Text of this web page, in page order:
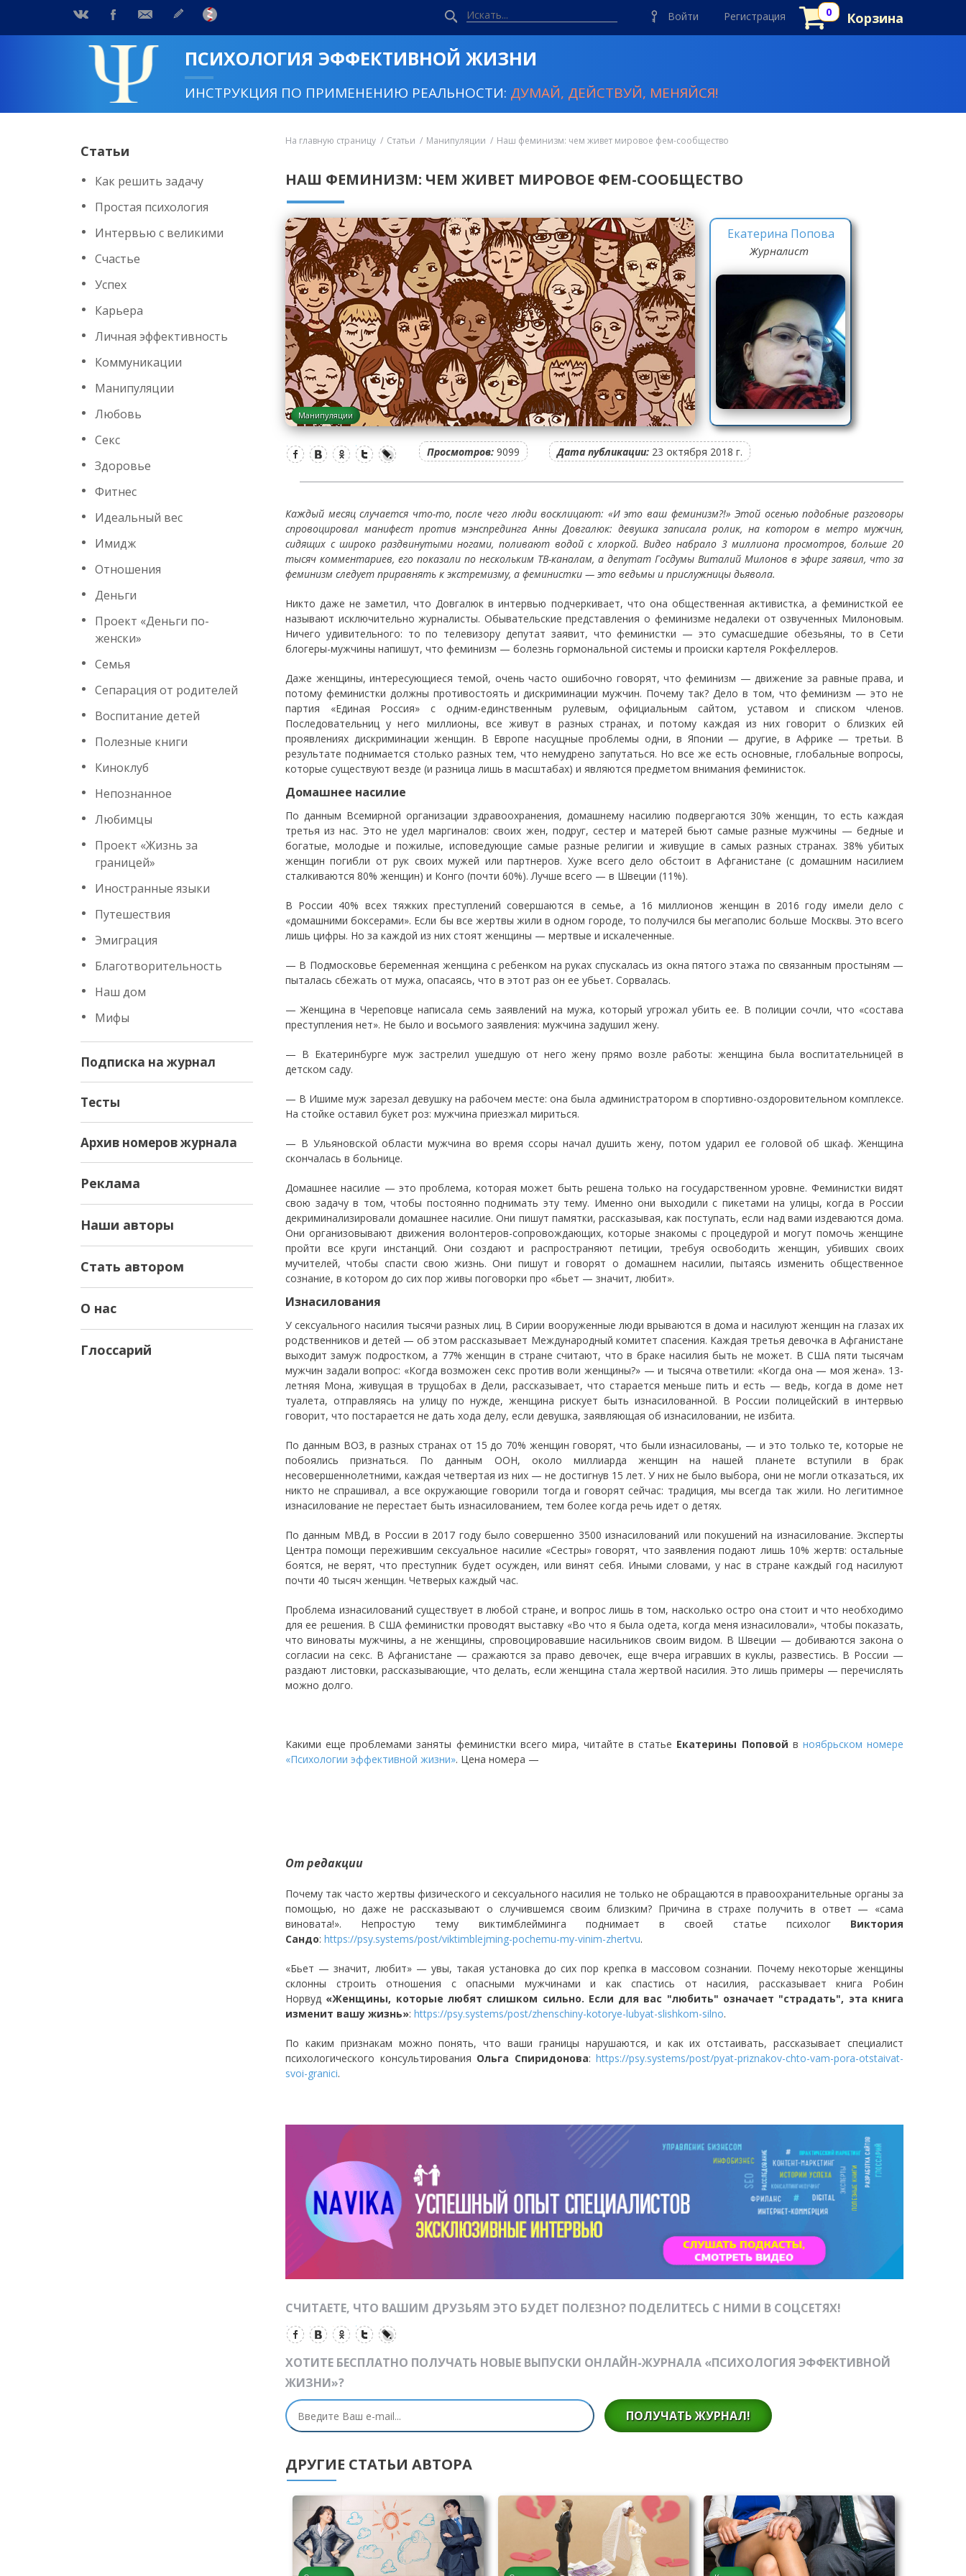
Войти Регистрация Корзина
ПСИХОЛОГИЯ ЭФФЕКТИВНОЙ ЖИЗНИ
ИНСТРУКЦИЯ ПО ПРИМЕНЕНИЮ РЕАЛЬНОСТИ: ДУМАЙ, ДЕЙСТВУЙ, МЕНЯЙСЯ!
Статьи
Как решить задачу
Простая психология
Интервью с великими
Счастье
Успех
Карьера
Личная эффективность
Коммуникации
Манипуляции
Любовь
Секс
Здоровье
Фитнес
Идеальный вес
Имидж
Отношения
Деньги
Проект «Деньги по-
женски»
Семья
Сепарация от родителей
Воспитание детей
Полезные книги
Киноклуб
Непознанное
Любимцы
Проект «Жизнь за
границей»
Иностранные языки
Путешествия
Эмиграция
Благотворительность
Наш дом
Мифы
Подписка на журнал
Тесты
Архив номеров журнала
Реклама
Наши авторы
Стать автором
О нас
Глоссарий
На главную страницу Статьи Манипуляции Наш феминизм: чем живет мировое фем-сообщество
НАШ ФЕМИНИЗМ: ЧЕМ ЖИВЕТ МИРОВОЕ ФЕМ-СООБЩЕСТВО
Манипуляции
Екатерина Попова
Журналист
Просмотров: 9099 Дата публикации: 23 октября 2018 г.
Каждый месяц случается что-то, после чего люди восклицают: «И это ваш феминизм?!» Этой осенью подобные разговоры
спровоцировал манифест против мэнспрединга Анны Довгалюк: девушка записала ролик, на котором в метро мужчин,
сидящих с широко раздвинутыми ногами, поливают водой с хлоркой. Видео набрало 3 миллиона просмотров, больше 20
тысяч комментариев, его показали по нескольким ТВ-каналам, а депутат Госдумы Виталий Милонов в эфире заявил, что за
феминизм следует приравнять к экстремизму, а феминистки — это ведьмы и прислужницы дьявола.
Никто даже не заметил, что Довгалюк в интервью подчеркивает, что она общественная активистка, а феминисткой ее
называют исключительно журналисты. Обывательские представления о феминизме недалеки от озвученных Милоновым.
Ничего удивительного: то по телевизору депутат заявит, что феминистки — это сумасшедшие обезьяны, то в Сети
блогеры-мужчины напишут, что феминизм — болезнь гормональной системы и происки картеля Рокфеллеров.
Даже женщины, интересующиеся темой, очень часто ошибочно говорят, что феминизм — движение за равные права, и
потому феминистки должны противостоять и дискриминации мужчин. Почему так? Дело в том, что феминизм — это не
партия «Единая Россия» с одним-единственным рулевым, официальным сайтом, уставом и списком членов.
Последовательниц у него миллионы, все живут в разных странах, и потому каждая из них говорит о близких ей
проявлениях дискриминации женщин. В Европе насущные проблемы одни, в Японии — другие, в Африке — третьи. В
результате поднимается столько разных тем, что немудрено запутаться. Но все же есть основные, глобальные вопросы,
которые существуют везде (и разница лишь в масштабах) и являются предметом внимания феминисток.
Домашнее насилие
По данным Всемирной организации здравоохранения, домашнему насилию подвергаются 30% женщин, то есть каждая
третья из нас. Это не удел маргиналов: своих жен, подруг, сестер и матерей бьют самые разные мужчины — бедные и
богатые, молодые и пожилые, исповедующие самые разные религии и живущие в самых разных странах. 38% убитых
женщин погибли от рук своих мужей или партнеров. Хуже всего дело обстоит в Афганистане (с домашним насилием
сталкиваются 80% женщин) и Конго (почти 60%). Лучше всего — в Швеции (11%).
В России 40% всех тяжких преступлений совершаются в семье, а 16 миллионов женщин в 2016 году имели дело с
«домашними боксерами». Если бы все жертвы жили в одном городе, то получился бы мегаполис больше Москвы. Это всего
лишь цифры. Но за каждой из них стоят женщины — мертвые и искалеченные.
— В Подмосковье беременная женщина с ребенком на руках спускалась из окна пятого этажа по связанным простыням —
пыталась сбежать от мужа, опасаясь, что в этот раз он ее убьет. Сорвалась.
— Женщина в Череповце написала семь заявлений на мужа, который угрожал убить ее. В полиции сочли, что «состава
преступления нет». Не было и восьмого заявления: мужчина задушил жену.
— В Екатеринбурге муж застрелил ушедшую от него жену прямо возле работы: женщина была воспитательницей в
детском саду.
— В Ишиме муж зарезал девушку на рабочем месте: она была администратором в спортивно-оздоровительном комплексе.
На стойке оставил букет роз: мужчина приезжал мириться.
— В Ульяновской области мужчина во время ссоры начал душить жену, потом ударил ее головой об шкаф. Женщина
скончалась в больнице.
Домашнее насилие — это проблема, которая может быть решена только на государственном уровне. Феминистки видят
свою задачу в том, чтобы постоянно поднимать эту тему. Именно они выходили с пикетами на улицы, когда в России
декриминализировали домашнее насилие. Они пишут памятки, рассказывая, как поступать, если над вами издеваются дома.
Они организовывают движения волонтеров-сопровождающих, которые знакомы с процедурой и могут помочь женщине
пройти все круги инстанций. Они создают и распространяют петиции, требуя освободить женщин, убивших своих
мучителей, чтобы спасти свою жизнь. Они пишут и говорят о домашнем насилии, пытаясь изменить общественное
сознание, в котором до сих пор живы поговорки про «бьет — значит, любит».
Изнасилования
У сексуального насилия тысячи разных лиц. В Сирии вооруженные люди врываются в дома и насилуют женщин на глазах их
родственников и детей — об этом рассказывает Международный комитет спасения. Каждая третья девочка в Афганистане
выходит замуж подростком, а 77% женщин в стране считают, что в браке насилия быть не может. В США пяти тысячам
мужчин задали вопрос: «Когда возможен секс против воли женщины?» — и тысяча ответили: «Когда она — моя жена». 13-
летняя Мона, живущая в трущобах в Дели, рассказывает, что старается меньше пить и есть — ведь, когда в доме нет
туалета, отправляясь на улицу по нужде, женщина рискует быть изнасилованной. В России полицейский в интервью
говорит, что постарается не дать хода делу, если девушка, заявляющая об изнасиловании, не избита.
По данным ВОЗ, в разных странах от 15 до 70% женщин говорят, что были изнасилованы, — и это только те, которые не
побоялись признаться. По данным ООН, около миллиарда женщин на нашей планете вступили в брак
несовершеннолетними, каждая четвертая из них — не достигнув 15 лет. У них не было выбора, они не могли отказаться, их
никто не спрашивал, а все окружающие говорили тогда и говорят сейчас: традиция, мы всегда так жили. Но легитимное
изнасилование не перестает быть изнасилованием, тем более когда речь идет о детях.
По данным МВД, в России в 2017 году было совершенно 3500 изнасилований или покушений на изнасилование. Эксперты
Центра помощи пережившим сексуальное насилие «Сестры» говорят, что заявления подают лишь 10% жертв: остальные
боятся, не верят, что преступник будет осужден, или винят себя. Иными словами, у нас в стране каждый год насилуют
почти 40 тысяч женщин. Четверых каждый час.
Проблема изнасилований существует в любой стране, и вопрос лишь в том, насколько остро она стоит и что необходимо
для ее решения. В США феминистки проводят выставку «Во что я была одета, когда меня изнасиловали», чтобы показать,
что виноваты мужчины, а не женщины, спровоцировавшие насильников своим видом. В Швеции — добиваются закона о
согласии на секс. В Афганистане — сражаются за право девочек, еще вчера игравших в куклы, развестись. В России —
раздают листовки, рассказывающие, что делать, если женщина стала жертвой насилия. Это лишь примеры — перечислять
можно долго.
Какими еще проблемами заняты феминистки всего мира, читайте в статье Екатерины Поповой в ноябрьском номере
«Психологии эффективной жизни». Цена номера —
От редакции
Почему так часто жертвы физического и сексуального насилия не только не обращаются в правоохранительные органы за
помощью, но даже не рассказывают о случившемся своим близким? Причина в страхе получить в ответ — «сама
виновата!». Непростую тему виктимблейминга поднимает в своей статье психолог Виктория
Сандо: https://psy.systems/post/viktimblejming-pochemu-my-vinim-zhertvu.
«Бьет — значит, любит» — увы, такая установка до сих пор крепка в массовом сознании. Почему некоторые женщины
склонны строить отношения с опасными мужчинами и как спастись от насилия, рассказывает книга Робин
Норвуд «Женщины, которые любят слишком сильно. Если для вас "любить" означает "страдать", эта книга
изменит вашу жизнь»: https://psy.systems/post/zhenschiny-kotorye-lubyat-slishkom-silno.
По каким признакам можно понять, что ваши границы нарушаются, и как их отстаивать, рассказывает специалист
психологического консультирования Ольга Спиридонова: https://psy.systems/post/pyat-priznakov-chto-vam-pora-otstaivat-
svoi-granici.
СЧИТАЕТЕ, ЧТО ВАШИМ ДРУЗЬЯМ ЭТО БУДЕТ ПОЛЕЗНО? ПОДЕЛИТЕСЬ С НИМИ В СОЦСЕТЯХ!
ХОТИТЕ БЕСПЛАТНО ПОЛУЧАТЬ НОВЫЕ ВЫПУСКИ ОНЛАЙН-ЖУРНАЛА «ПСИХОЛОГИЯ ЭФФЕКТИВНОЙ
ЖИЗНИ»?
ПОЛУЧАТЬ ЖУРНАЛ!
ДРУГИЕ СТАТЬИ АВТОРА